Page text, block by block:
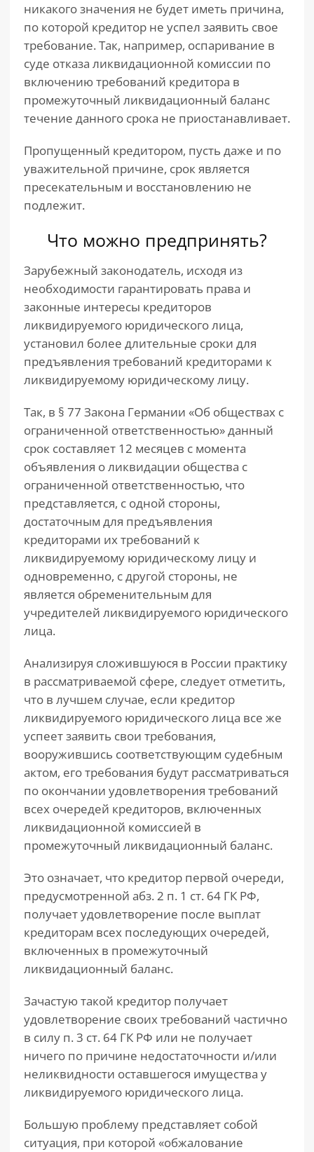
никакого значения не будет иметь причина,
по которой кредитор не успел заявить свое
требование. Так, например, оспаривание в
суде отказа ликвидационной комиссии по
включению требований кредитора в
промежуточный ликвидационный баланс
течение данного срока не приостанавливает.
Пропущенный кредитором, пусть даже и по
уважительной причине, срок является
пресекательным и восстановлению не
подлежит.
Что можно предпринять?
Зарубежный законодатель, исходя из
необходимости гарантировать права и
законные интересы кредиторов
ликвидируемого юридического лица,
установил более длительные сроки для
предъявления требований кредиторами к
ликвидируемому юридическому лицу.
Так, в § 77 Закона Германии «Об обществах с
ограниченной ответственностью» данный
срок составляет 12 месяцев с момента
объявления о ликвидации общества с
ограниченной ответственностью, что
представляется, с одной стороны,
достаточным для предъявления
кредиторами их требований к
ликвидируемому юридическому лицу и
одновременно, с другой стороны, не
является обременительным для
учредителей ликвидируемого юридического
лица.
Анализируя сложившуюся в России практику
в рассматриваемой сфере, следует отметить,
что в лучшем случае, если кредитор
ликвидируемого юридического лица все же
успеет заявить свои требования,
вооружившись соответствующим судебным
актом, его требования будут рассматриваться
по окончании удовлетворения требований
всех очередей кредиторов, включенных
ликвидационной комиссией в
промежуточный ликвидационный баланс.
Это означает, что кредитор первой очереди,
предусмотренной абз. 2 п. 1 ст. 64 ГК РФ,
получает удовлетворение после выплат
кредиторам всех последующих очередей,
включенных в промежуточный
ликвидационный баланс.
Зачастую такой кредитор получает
удовлетворение своих требований частично
в силу п. 3 ст. 64 ГК РФ или не получает
ничего по причине недостаточности и/или
неликвидности оставшегося имущества у
ликвидируемого юридического лица.
Большую проблему представляет собой
ситуация, при которой «обжалование